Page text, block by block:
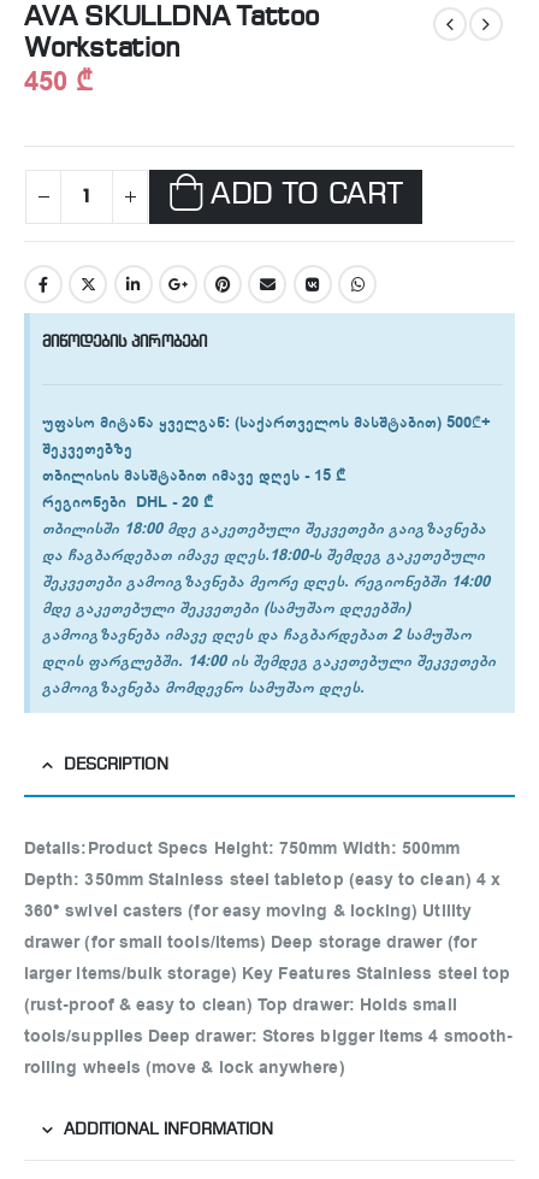
AVA SKULLDNA Tattoo
Workstation
450 ₾
ADD TO CART
მიწოდების პირობები
უფასო მიტანა ყველგან: (საქართველოს მასშტაბით) 500₾+
შეკვეთებზე
თბილისის მასშტაბით იმავე დღეს -15 ₾
რეგიონები DHL -20 ₾
თბილისში 18:00 მდე გაკეთებული შეკვეთები გაიგზავნება
და ჩაგბარდებათ იმავე დღეს.18:00-ს შემდეგ გაკეთებული
შეკვეთები გამოიგზავნება მეორე დღეს. რეგიონებში 14:00
მდე გაკეთებული შეკვეთები (სამუშაო დღეებში)
გამოიგზავნება იმავე დღეს და ჩაგბარდებათ 2 სამუშაო
დღის ფარგლებში. 14:00 ის შემდეგ გაკეთებული შეკვეთები
გამოიგზავნება მომდევნო სამუშაო დღეს.
DESCRIPTION
Details:Product Specs Height: 750mm Width: 500mm
Depth: 350mm Stainless steel tabletop (easy to clean) 4 x
360° swivel casters (for easy moving & locking) Utility
drawer (for small tools/items) Deep storage drawer (for
larger items/bulk storage) Key Features Stainless steel top
(rust-proof & easy to clean) Top drawer: Holds small
tools/supplies Deep drawer: Stores bigger items 4 smooth-
rolling wheels (move & lock anywhere)
ADDITIONAL INFORMATION